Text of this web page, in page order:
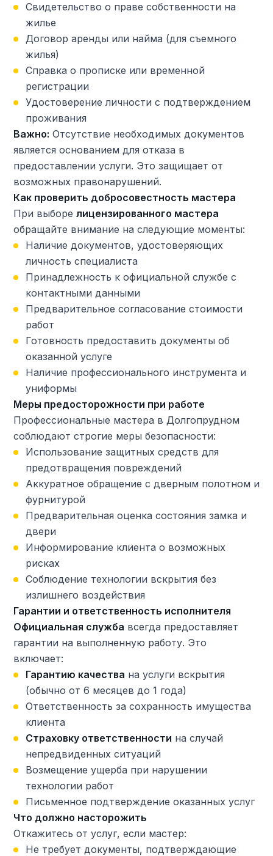
Свидетельство о праве собственности на
жилье
Договор аренды или найма (для съемного
жилья)
Справка о прописке или временной
регистрации
Удостоверение личности с подтверждением
проживания
Важно: Отсутствие необходимых документов
является основанием для отказа в
предоставлении услуги. Это защищает от
возможных правонарушений.
Как проверить добросовестность мастера
При выборелицензированного мастера
обращайте внимание на следующие моменты:
Наличие документов, удостоверяющих
личность специалиста
Принадлежность к официальной службе с
контактными данными
Предварительное согласование стоимости
работ
Готовность предоставить документы об
оказанной услуге
Наличие профессионального инструмента и
униформы
Меры предосторожности при работе
Профессиональные мастера в Долгопрудном
соблюдают строгие меры безопасности:
Использование защитных средств для
предотвращения повреждений
Аккуратное обращение с дверным полотном и
фурнитурой
Предварительная оценка состояния замка и
двери
Информирование клиента о возможных
рисках
Соблюдение технологии вскрытия без
излишнего воздействия
Гарантии и ответственность исполнителя
Официальная служба всегда предоставляет
гарантии на выполненную работу. Это
включает:
Гарантию качества на услуги вскрытия
(обычно от 6 месяцев до 1 года)
Ответственность за сохранность имущества
клиента
Страховку ответственности на случай
непредвиденных ситуаций
Возмещение ущерба при нарушении
технологии работ
Письменное подтверждение оказанных услуг
Что должно насторожить
Откажитесь от услуг, если мастер:
Не требует документы, подтверждающие